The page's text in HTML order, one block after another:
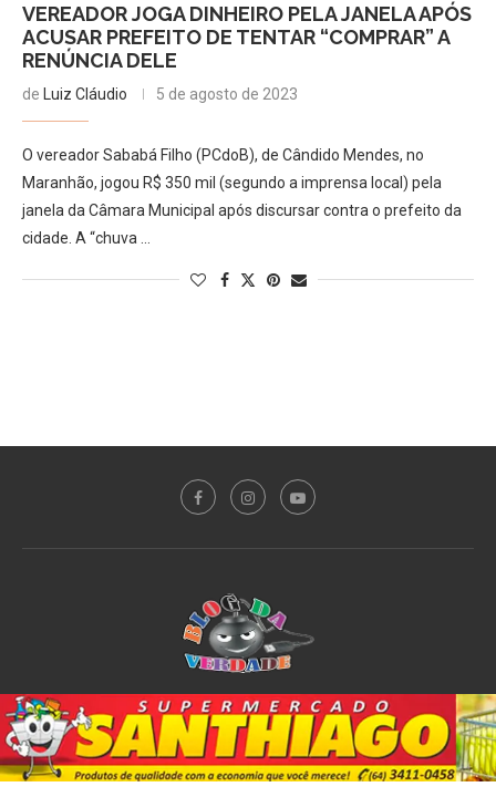
VEREADOR JOGA DINHEIRO PELA JANELA APÓS
ACUSAR PREFEITO DE TENTAR “COMPRAR” A
RENÚNCIA DELE
de Luiz Cláudio 5 de agosto de 2023
O vereador Sababá Filho (PCdoB), de Cândido Mendes, no
Maranhão, jogou R$ 350 mil (segundo a imprensa local) pela
janela da Câmara Municipal após discursar contra o prefeito da
cidade. A “chuva …
Sobre o Blog Notícias Plantão Policial Acidente
Política
Esporte
@2020 - All Right Reserved. Designed and Developed byPortalDev